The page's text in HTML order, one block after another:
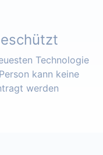
Technologie
kann keine
werden